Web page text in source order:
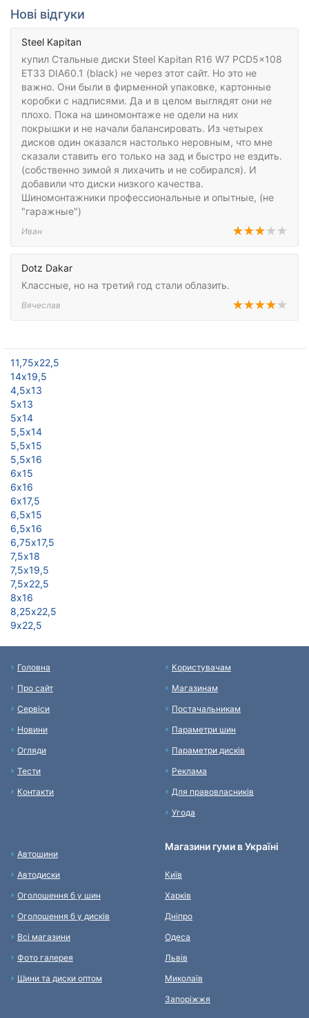
Нові відгуки
Steel Kapitan
купил Стальные диски Steel Kapitan R16 W7 PCD5x108
ET33 DIA60.1 (black) не через этот сайт. Но это не
важно. Они были в фирменной упаковке, картонные
коробки с надписями. Да и в целом выглядят они не
плохо. Пока на шиномонтаже не одели на них
покрышки и не начали балансировать. Из четырех
дисков один оказался настолько неровным, что мне
сказали ставить его только на зад и быстро не ездить.
(собственно зимой я лихачить и не собирался). И
добавили что диски низкого качества.
Шиномонтажники профессиональные и опытные, (не
"гаражные")
Иван
Dotz Dakar
Классные, но на третий год стали облазить.
Вячеслав
11,75х22,5
14х19,5
4,5х13
5х13
5х14
5,5х14
5,5х15
5,5х16
6х15
6х16
6х17,5
6,5х15
6,5х16
6,75х17,5
7,5х18
7,5х19,5
7,5х22,5
8х16
8,25х22,5
9х22,5
Головна
Про сайт
Сервіси
Новини
Огляди
Тести
Контакти
Користувачам
Магазинам
Постачальникам
Параметри шин
Параметри дисків
Реклама
Для правовласників
Угода
Автошини
Автодиски
Оголошення б у шин
Оголошення б у дисків
Всі магазини
Фото галерея
Шини та диски оптом
Магазини гуми в Україні
Київ
Харків
Дніпро
Одеса
Львів
Миколаїв
Запоріжжя